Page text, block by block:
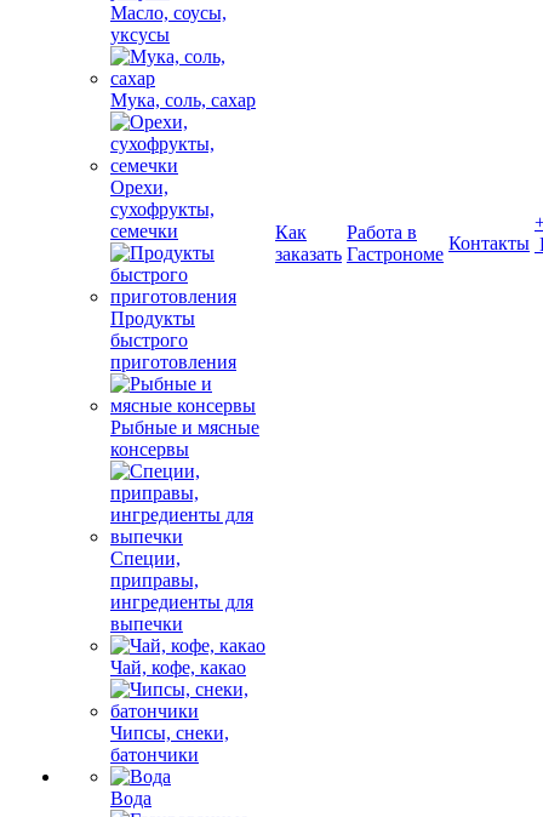
Масло, соусы,
уксусы
Мука, соль, сахар
Орехи,
сухофрукты,
семечки
Продукты
быстрого
приготовления
Рыбные и мясные
консервы
Специи,
приправы,
ингредиенты для
выпечки
Чай, кофе, какао
Чипсы, снеки,
батончики
Вода
Как
заказать
Работа в
Гастрономе
Контакты